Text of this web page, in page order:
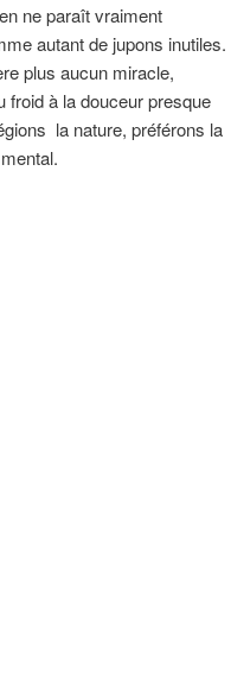
ne paraît vraiment
autant de jupons inutiles.
plus aucun miracle,
froid à la douceur presque
la nature, préférons la